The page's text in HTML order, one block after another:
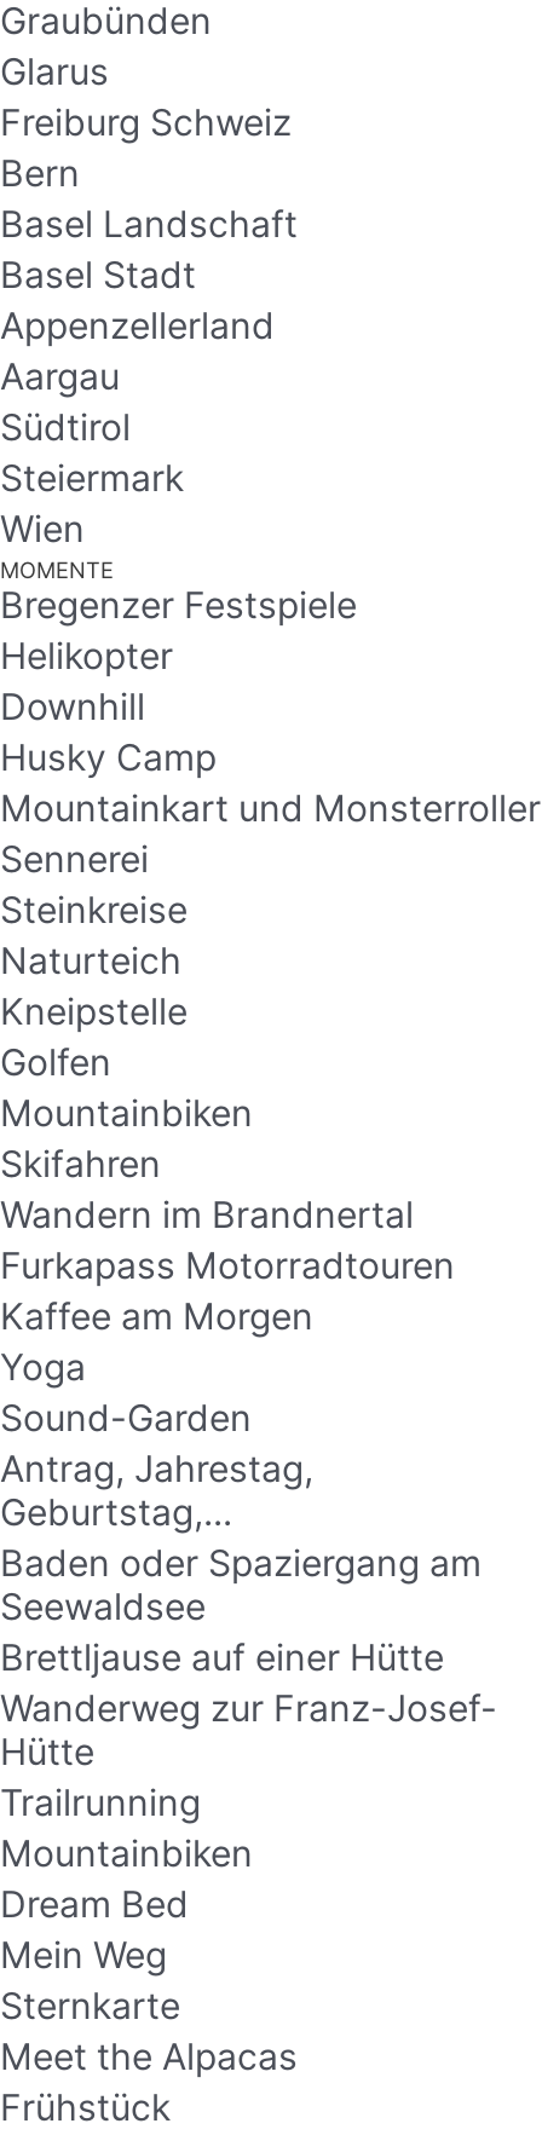
Graubünden
Glarus
Freiburg Schweiz
Bern
Basel Landschaft
Basel Stadt
Appenzellerland
Aargau
Südtirol
Steiermark
Wien
MOMENTE
Bregenzer Festspiele
Helikopter
Downhill
Husky Camp
Mountainkart und Monsterroller
Sennerei
Steinkreise
Naturteich
Kneipstelle
Golfen
Mountainbiken
Skifahren
Wandern im Brandnertal
Furkapass Motorradtouren
Kaffee am Morgen
Yoga
Sound-Garden
Antrag, Jahrestag,
Geburtstag,...
Baden oder Spaziergang am
Seewaldsee
Brettljause auf einer Hütte
Wanderweg zur Franz-Josef-
Hütte
Trailrunning
Mountainbiken
Dream Bed
Mein Weg
Sternkarte
Meet the Alpacas
Frühstück